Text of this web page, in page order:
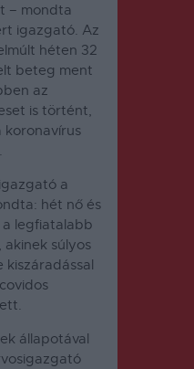
– mondta
igazgató. Az
héten 32
beteg ment
az
is történt,
koronavírus
a
hét nő és
legfiatalabb
akinek súlyos
állapotával